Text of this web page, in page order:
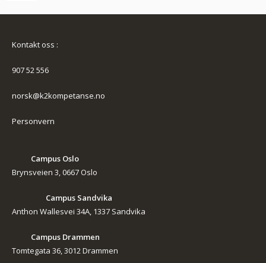
Kontakt oss :
907 52 556
norsk@k2kompetanse.no
Personvern
Campus Oslo
Brynsveien 3, 0667 Oslo
Campus Sandvika
Anthon Wallesvei 34A, 1337 Sandvika
Campus Drammen
Tomtegata 36, 3012 Drammen